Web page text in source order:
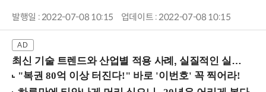
발행일 : 2022-07-08 10:15 업데이트 : 2022-07-08 10:15
최신 기술 트렌드와 산업별 적용 사례, 실질적인 실행 전략을 공유 (9/18 양재역)